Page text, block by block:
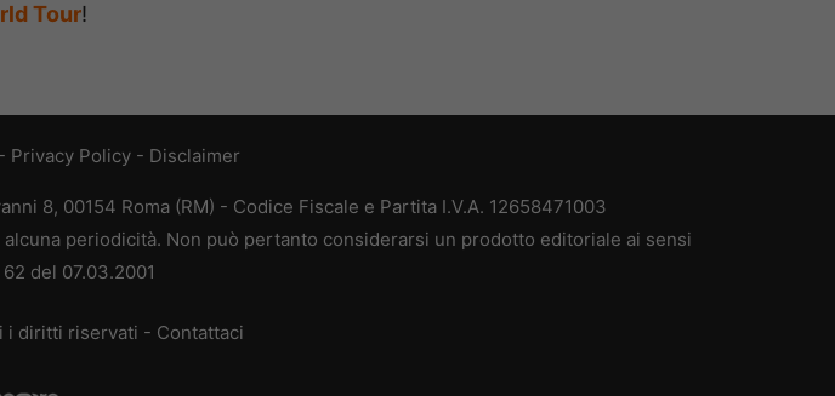
Tour!
- Privacy Policy - Disclaimer
8, 00154 Roma (RM) - Codice Fiscale e Partita I.V.A. 12658471003
periodicità. Non può pertanto considerarsi un prodotto editoriale ai sensi
del 07.03.2001
i diritti riservati - Contattaci